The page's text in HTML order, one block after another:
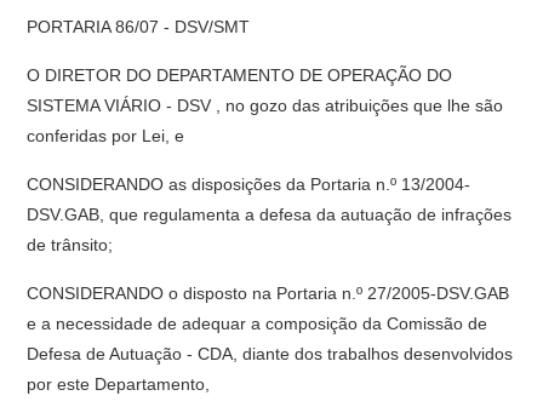
PORTARIA 86/07 - DSV/SMT
O DIRETOR DO DEPARTAMENTO DE OPERAÇÃO DO
SISTEMA VIÁRIO - DSV , no gozo das atribuições que lhe são
conferidas por Lei, e
CONSIDERANDO as disposições da Portaria n.º 13/2004-
DSV.GAB, que regulamenta a defesa da autuação de infrações
de trânsito;
CONSIDERANDO o disposto na Portaria n.º 27/2005-DSV.GAB
e a necessidade de adequar a composição da Comissão de
Defesa de Autuação - CDA, diante dos trabalhos desenvolvidos
por este Departamento,